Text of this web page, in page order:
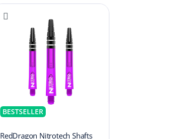
BESTSELLER
RedDragon Nitrotech Shafts